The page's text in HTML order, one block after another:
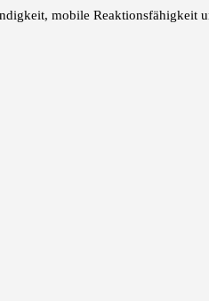
mobile Reaktionsfähigkeit